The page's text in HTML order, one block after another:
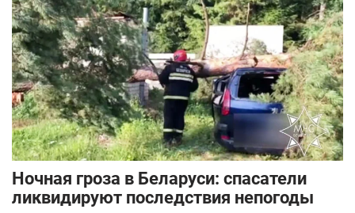
Ночная гроза в Беларуси: спасатели
ликвидируют последствия непогоды